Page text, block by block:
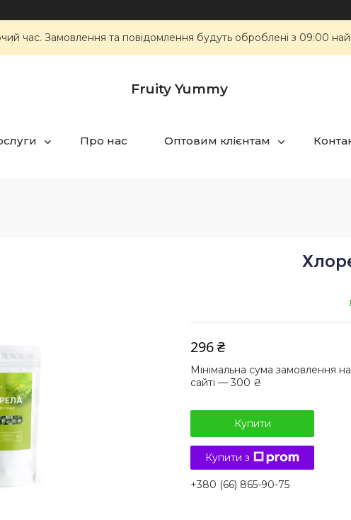
час. Замовлення та повідомлення будуть оброблені з 09:00
Fruity Yummy
Про нас Оптовим клієнтам
296 ₴
Мінімальна сума замовлення на
сайті — 300 ₴
Купити
Купити з
+380 (66) 865-90-75